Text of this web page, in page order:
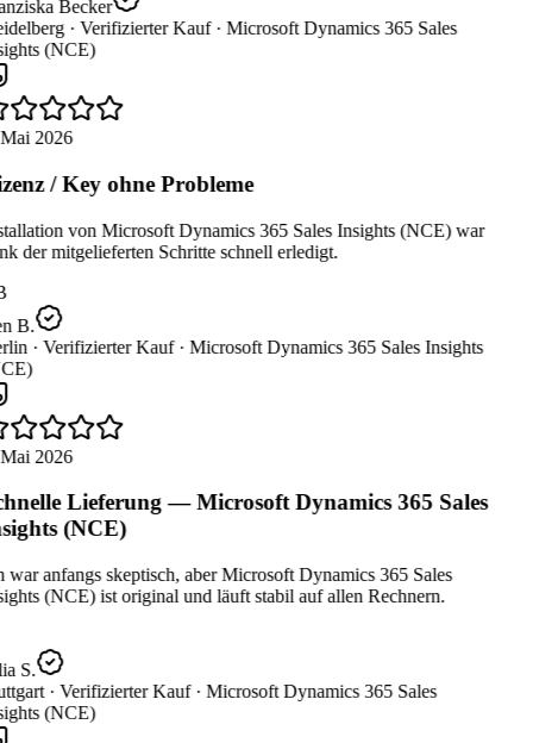
Becker
· Verifizierter Kauf · Microsoft Dynamics 365 Sales
(NCE)
2026
/ Key ohne Probleme
von Microsoft Dynamics 365 Sales Insights (NCE) war
der mitgelieferten Schritte schnell erledigt.
B.
· Verifizierter Kauf · Microsoft Dynamics 365 Sales Insights
2026
Lieferung — Microsoft Dynamics 365 Sales
(NCE)
war anfangs skeptisch, aber Microsoft Dynamics 365 Sales
(NCE) ist original und läuft stabil auf allen Rechnern.
S.
· Verifizierter Kauf · Microsoft Dynamics 365 Sales
(NCE)